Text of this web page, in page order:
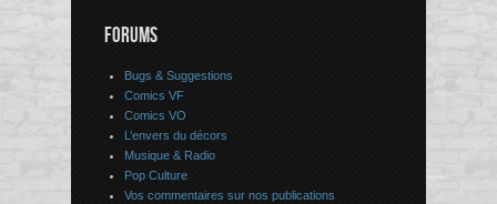
FORUMS
Bugs & Suggestions
Comics VF
Comics VO
L’envers du décors
Musique & Radio
Pop Culture
Vos commentaires sur nos publications